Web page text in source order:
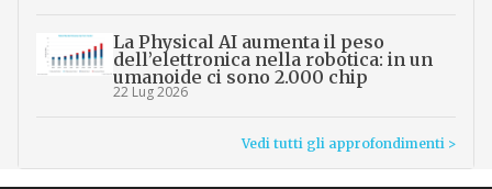
La Physical AI aumenta il peso
dell’elettronica nella robotica: in un
umanoide ci sono 2.000 chip
22 Lug 2026
Vedi tutti gli approfondimenti >